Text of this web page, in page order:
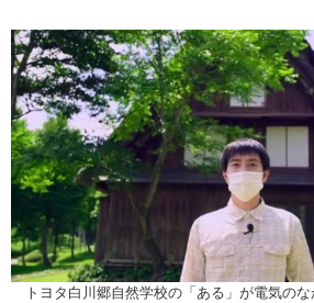
トヨタ白川郷自然学校の「ある」が電気の